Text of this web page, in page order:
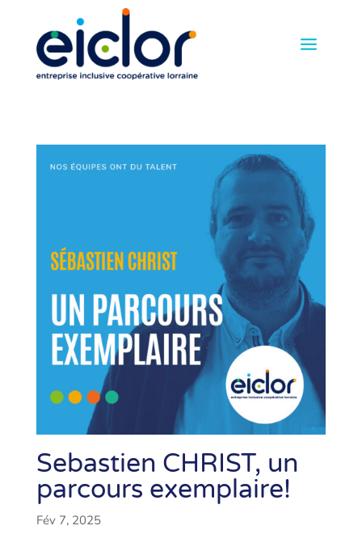
Sebastien CHRIST, un
parcours exemplaire!
Fév 7, 2025